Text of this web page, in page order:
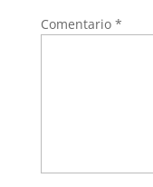
Comentario *